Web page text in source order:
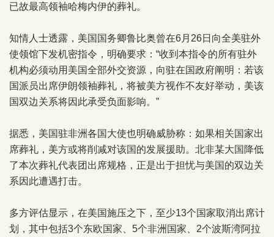
已故最高领袖哈梅内伊的葬礼。
知情人士透露，美国国务卿鲁比奥曾在6月26日向全美驻外
使领馆下发机密指令，明确要求：“收到本指令的所有驻外
机构必须动用美国全部外交资源，向驻在国政府阐明：若该
国派员出席伊朗领袖葬礼，将被美方视作不友好举动，美该
国双边关系将因此承受负面影响。”
据悉，美国驻非洲各国大使也明确威胁称：如果相关国家出
席葬礼，美方或将削减对该国的发展援助。北非某大国降低
了本次葬礼代表团出席规格，正是出于担忧与美国的双边关
系因此遭遇打击。
多方评估显示，在美国施压之下，至少13个国家取消出席计
划，其中包括3个东欧国家、5个非洲国家、2个波斯湾阿拉